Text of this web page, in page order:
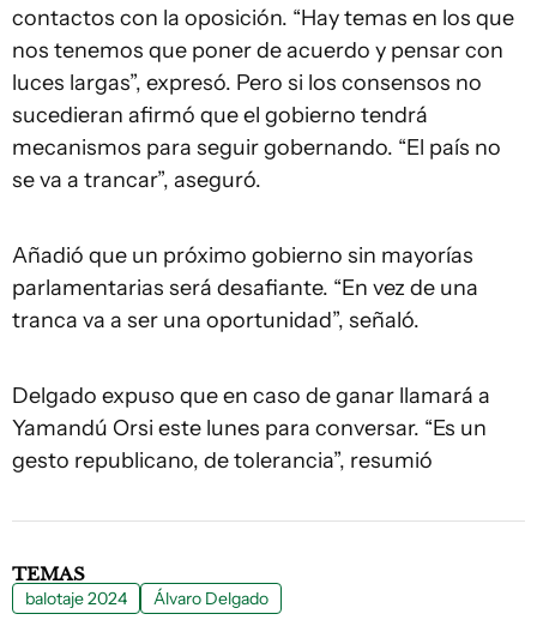
contactos con la oposición. “Hay temas en los que
nos tenemos que poner de acuerdo y pensar con
luces largas”, expresó. Pero si los consensos no
sucedieran afirmó que el gobierno tendrá
mecanismos para seguir gobernando. “El país no
se va a trancar”, aseguró.
Añadió que un próximo gobierno sin mayorías
parlamentarias será desafiante. “En vez de una
tranca va a ser una oportunidad”, señaló.
Delgado expuso que en caso de ganar llamará a
Yamandú Orsi este lunes para conversar. “Es un
gesto republicano, de tolerancia”, resumió
TEMAS
balotaje 2024 Álvaro Delgado